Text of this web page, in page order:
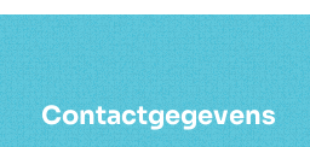
Consulten alleen op